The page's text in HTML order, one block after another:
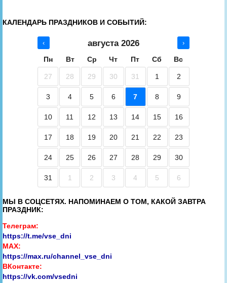
КАЛЕНДАРЬ ПРАЗДНИКОВ И СОБЫТИЙ:
‹ августа 2026 ›
Пн Вт Ср Чт Пт Сб Вс
27 28 29 30 31 1 2
3 4 5 6 7 8 9
10 11 12 13 14 15 16
17 18 19 20 21 22 23
24 25 26 27 28 29 30
31 1 2 3 4 5 6
МЫ В СОЦСЕТЯХ. НАПОМИНАЕМ О ТОМ, КАКОЙ ЗАВТРА
ПРАЗДНИК:
Телеграм:
https://t.me/vse_dni
MAX:
https://max.ru/channel_vse_dni
ВКонтакте:
https://vk.com/vsedni